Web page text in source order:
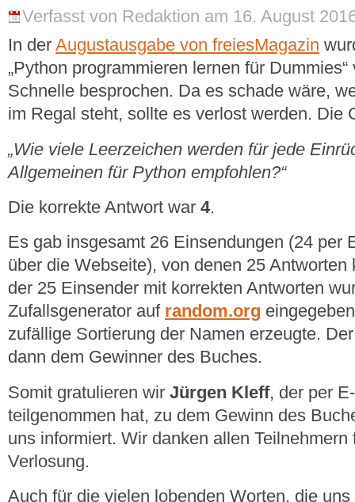
Verfasst von Redaktion am 16. August
In der Augustausgabe von freiesMagazin
„Python programmieren lernen für
Schnelle besprochen. Da es schade wäre,
im Regal steht, sollte es verlost werden. Die
„Wie viele Leerzeichen werden für jede
Allgemeinen für Python empfohlen?“
Die korrekte Antwort war 4.
Es gab insgesamt 26 Einsendungen (24 per
über die Webseite), von denen 25
der 25 Einsender mit korrekten Antworten
Zufallsgenerator auf random.org
zufällige Sortierung der Namen erzeugte.
dann dem Gewinner des Buches.
Somit gratulieren wir Jürgen Kleff, der per
teilgenommen hat, zu dem Gewinn des
uns informiert. Wir danken allen
Verlosung.
Auch für die vielen lobenden Worten, die